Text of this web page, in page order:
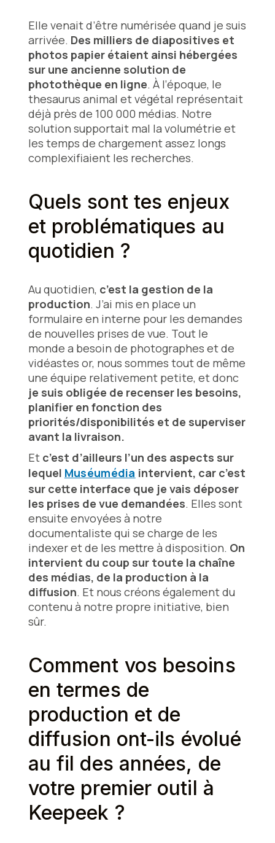
Elle venait d’être numérisée quand je suis
arrivée. Des milliers de diapositives et
photos papier étaient ainsi hébergées
sur une ancienne solution de
photothèque en ligne. À l’époque, le
thesaurus animal et végétal représentait
déjà près de 100 000 médias. Notre
solution supportait mal la volumétrie et
les temps de chargement assez longs
complexifiaient les recherches.
Quels sont tes enjeux
et problématiques au
quotidien ?
Au quotidien, c’est la gestion de la
production. J’ai mis en place un
formulaire en interne pour les demandes
de nouvelles prises de vue. Tout le
monde a besoin de photographes et de
vidéastes or, nous sommes tout de même
une équipe relativement petite, et donc
je suis obligée de recenser les besoins,
planifier en fonction des
priorités/disponibilités et de superviser
avant la livraison.
Et c’est d’ailleurs l’un des aspects sur
lequel Muséumédia intervient, car c’est
sur cette interface que je vais déposer
les prises de vue demandées. Elles sont
ensuite envoyées à notre
documentaliste qui se charge de les
indexer et de les mettre à disposition. On
intervient du coup sur toute la chaîne
des médias, de la production à la
diffusion. Et nous créons également du
contenu à notre propre initiative, bien
sûr.
Comment vos besoins
en termes de
production et de
diffusion ont-ils évolué
au fil des années, de
votre premier outil à
Keepeek ?